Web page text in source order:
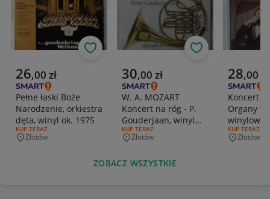
Aktualna cena
26,00 zł
Pełne łaski Boże
Narodzenie, orkiestra
dęta, winyl ok. 1975
RODZAJ OFERTY:
KUP TERAZ
Miejscowość
Złotów
Obserwuj
Aktualna cena
30,00 zł
W. A. MOZART
Koncert na róg - P.
Gouderjaan, winyl
1986 r.
RODZAJ OFERTY:
KUP TERAZ
Miejscowość
Złotów
Obserwuj
Aktualna
28,00
Koncert
Organy
winylowa
RODZAJ
KUP TERAZ
Złotów
ZOBACZ WSZYSTKIE